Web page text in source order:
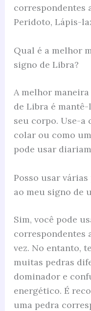
correspondentes
Peridoto, Lápis-
Qual é a melhor
signo de Libra?
A melhor
de Libra é
seu corpo. Use-a
colar ou como
pode usar
Posso usar
ao meu signo de
Sim, você pode
correspondentes
vez. No entanto,
muitas pedras
dominador e
energético. É
uma pedra